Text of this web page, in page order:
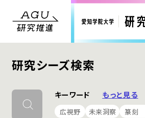
研究シーズ検索
キーワード もっと見る
広視野 未来洞察 篆刻